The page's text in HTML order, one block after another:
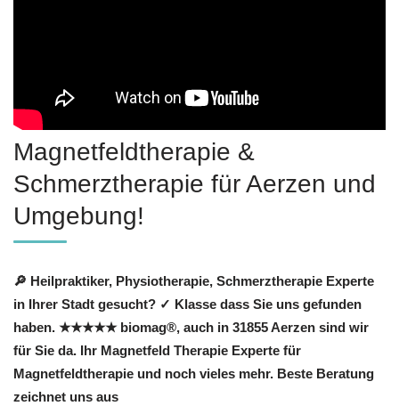
Magnetfeldtherapie &
Schmerztherapie für Aerzen und
Umgebung!
🔎 Heilpraktiker, Physiotherapie, Schmerztherapie Experte
in Ihrer Stadt gesucht? ✓ Klasse dass Sie uns gefunden
haben. ★★★★★ biomag®, auch in 31855 Aerzen sind wir
für Sie da. Ihr Magnetfeld Therapie Experte für
Magnetfeldtherapie und noch vieles mehr. Beste Beratung
zeichnet uns aus